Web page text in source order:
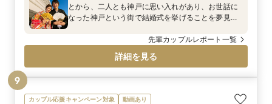
とから、二人とも神戸に思い入れがあり、お世話に
なった神戸という街で結婚式を挙げることを夢見て
ホテルさんは、神戸の象徴とも言えるホテルの外観
であり、ホテルならではの格式高さと綺麗さを備え
持ち、スタッフの方々の親切かつ丁寧さが決めてと
した。
先輩カップルレポート一覧
詳細を見る
カップル応援キャンペーン対象 動画あり
9